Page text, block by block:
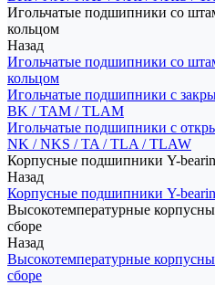
Игольчатые подшипники со
кольцом
Назад
Игольчатые подшипники со
кольцом
Игольчатые подшипники с
BK / TAM / TLAM
Игольчатые подшипники с
NK / NKS / TA / TLA / TLAW
Корпусные подшипники Y-
Назад
Корпусные подшипники Y-
Высокотемпературные
сборе
Назад
Высокотемпературные
сборе